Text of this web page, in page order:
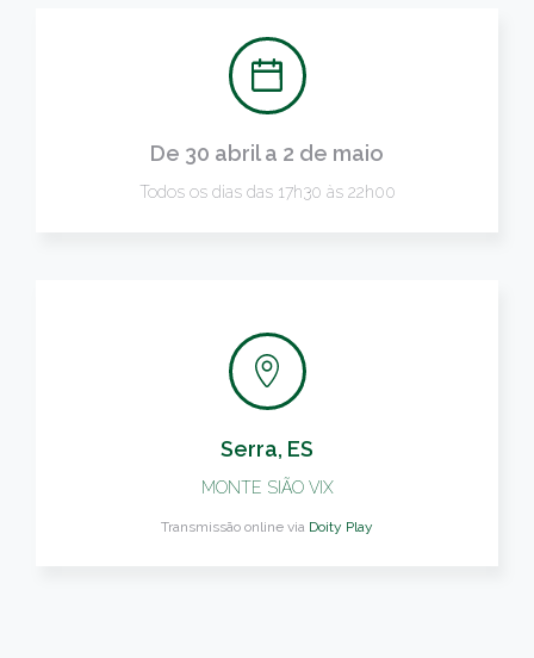
De 30 abril a 2 de maio
Todos os dias das 17h30 às 22h00
Serra, ES
MONTE SIÃO VIX
Transmissão online via Doity Play